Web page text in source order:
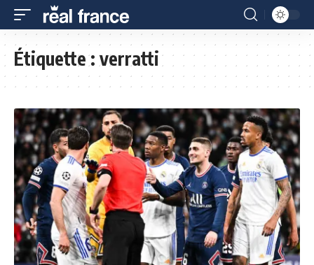
Étiquette :verratti